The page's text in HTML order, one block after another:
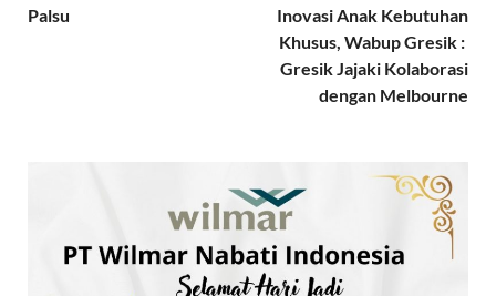
Palsu
Inovasi Anak Kebutuhan
Khusus, Wabup Gresik :
Gresik Jajaki Kolaborasi
dengan Melbourne